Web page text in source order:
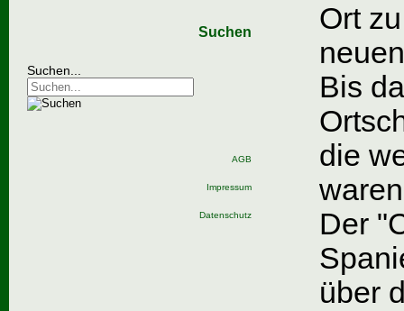
Suchen
Suchen...
AGB
Impressum
Datenschutz
Ort
Bis
die
Der
über